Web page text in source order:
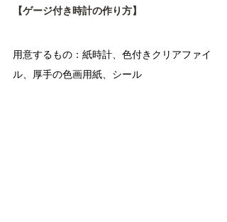
【ゲージ付き時計の作り方】
用意するもの：紙時計、色付きクリアファイ
ル、厚手の色画用紙、シール